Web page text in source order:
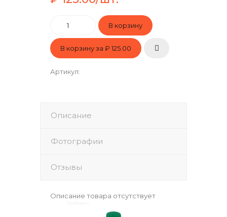
В корзину за ₽ 125.00
Артикул:
Описание
Фотографии
Отзывы
Описание товара отсутствует